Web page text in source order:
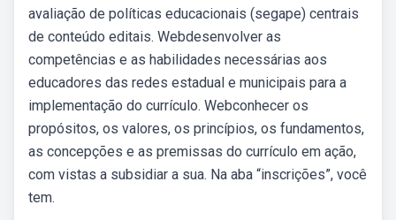
avaliação de políticas educacionais (segape) centrais
de conteúdo editais. Webdesenvolver as
competências e as habilidades necessárias aos
educadores das redes estadual e municipais para a
implementação do currículo. Webconhecer os
propósitos, os valores, os princípios, os fundamentos,
as concepções e as premissas do currículo em ação,
com vistas a subsidiar a sua. Na aba “inscrições”, você
tem.